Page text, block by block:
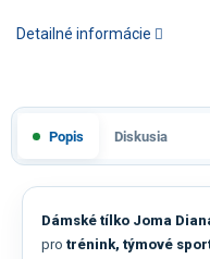
Detailné informácie
Popis Diskusia
Dámské tílko Joma
pro trénink, týmové